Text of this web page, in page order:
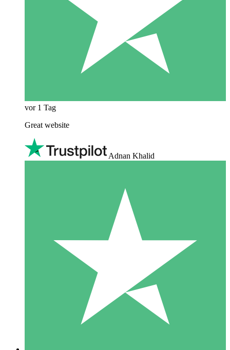
vor 1 Tag
Great website
Adnan Khalid